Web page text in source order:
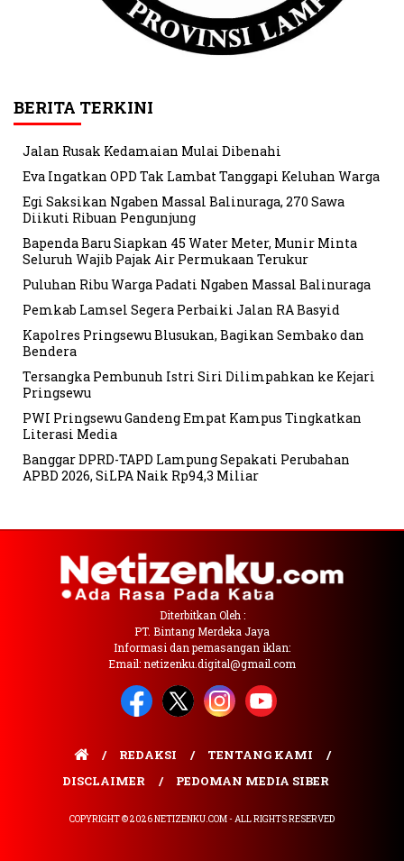
BERITA TERKINI
Jalan Rusak Kedamaian Mulai Dibenahi
Eva Ingatkan OPD Tak Lambat Tanggapi Keluhan Warga
Egi Saksikan Ngaben Massal Balinuraga, 270 Sawa
Diikuti Ribuan Pengunjung
Bapenda Baru Siapkan 45 Water Meter, Munir Minta
Seluruh Wajib Pajak Air Permukaan Terukur
Puluhan Ribu Warga Padati Ngaben Massal Balinuraga
Pemkab Lamsel Segera Perbaiki Jalan RA Basyid
Kapolres Pringsewu Blusukan, Bagikan Sembako dan
Bendera
Tersangka Pembunuh Istri Siri Dilimpahkan ke Kejari
Pringsewu
PWI Pringsewu Gandeng Empat Kampus Tingkatkan
Literasi Media
Banggar DPRD-TAPD Lampung Sepakati Perubahan
APBD 2026, SiLPA Naik Rp94,3 Miliar
Diterbitkan Oleh :
PT. Bintang Merdeka Jaya
Informasi dan pemasangan iklan:
Email: netizenku.digital@gmail.com
REDAKSI
TENTANG KAMI
DISCLAIMER
PEDOMAN MEDIA SIBER
COPYRIGHT © 2026 NETIZENKU.COM - ALL RIGHTS RESERVED